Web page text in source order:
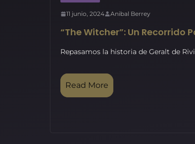
11 junio, 2024 Anibal Berrey
“The Witcher”: Un Recorrido
Repasamos la historia de Geralt de
Read More